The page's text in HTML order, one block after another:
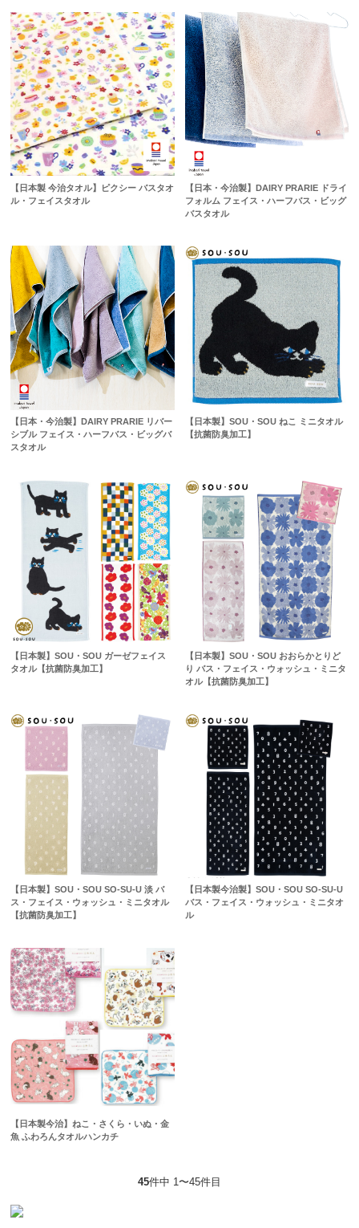
【日本製 今治タオル】ピクシー バスタオ
ル・フェイスタオル
【日本・今治製】DAIRY PRARIE ドライ
フォルム フェイス・ハーフバス・ビッグ
バスタオル
【日本・今治製】DAIRY PRARIE リバー
シブル フェイス・ハーフバス・ビッグバ
スタオル
【日本製】SOU・SOU ねこ ミニタオル
【抗菌防臭加工】
【日本製】SOU・SOU ガーゼフェイス
タオル【抗菌防臭加工】
【日本製】SOU・SOU おおらかとりど
り バス・フェイス・ウォッシュ・ミニタ
オル【抗菌防臭加工】
【日本製】SOU・SOU SO-SU-U 淡 バ
ス・フェイス・ウォッシュ・ミニタオル
【抗菌防臭加工】
【日本製今治製】SOU・SOU SO-SU-U
バス・フェイス・ウォッシュ・ミニタオ
ル
【日本製今治】ねこ・さくら・いぬ・金
魚 ふわろんタオルハンカチ
45件中 1〜45件目